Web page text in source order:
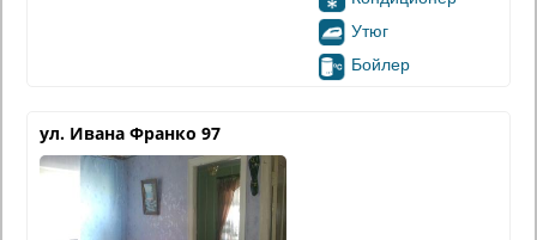
Утюг
Бойлер
ул. Ивана Франко 97